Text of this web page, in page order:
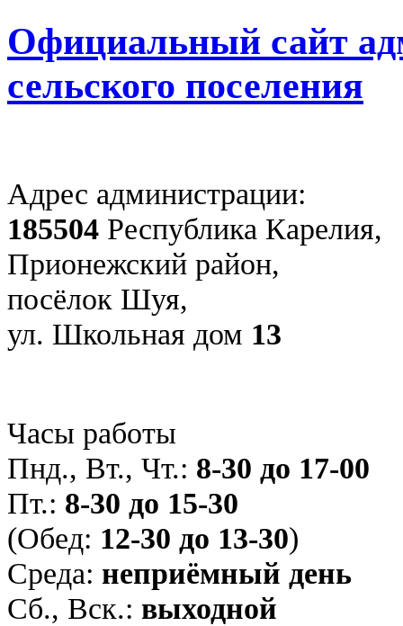
Официальный сайт
сельского поселения
Адрес администрации:
185504 Республика Карелия,
Прионежский район,
посёлок Шуя,
ул. Школьная дом 13
Часы работы
Пнд., Вт., Чт.: 8-30 до 17-00
Пт.: 8-30 до 15-30
(Обед: 12-30 до 13-30)
Среда: неприёмный день
Сб., Вск.: выходной